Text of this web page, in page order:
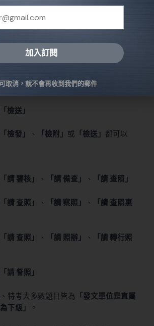
「大」，如：教育部對立法院稱「大院」
：用「臺端」，如：教育部對民眾稱「臺
「檢陳」
「檢送」
「檢發」 、 「檢附」 或 「檢送」 都可以
「請 鑒核」 、 「請 備查」 、 「請 查照」
「請 查照」 、 「請 察照」 、
「請 查照惠
「請 查照」 、 「請 照辦」 、
「請 轉行照
「請 詧照」
特考大多數題目皆為
「發文單位是直屬
下級」 。
加入訂閱
取消，就不會再收到我們的郵件